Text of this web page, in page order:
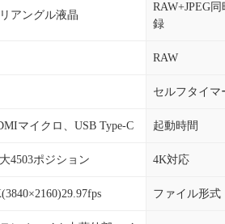
アングル液晶
RAW+JPEG
録
RAW
セルフタイマ
マイクロ、USB Type-C 起動時間
4503ポジション 4K対応
ファイル形式